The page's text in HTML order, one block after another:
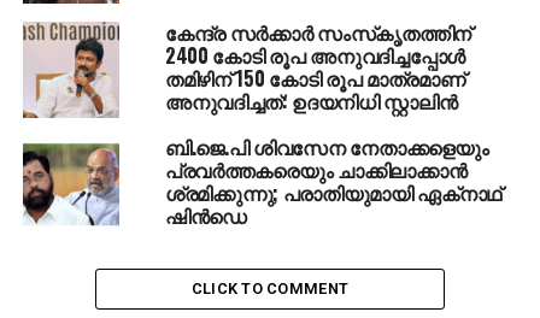
പിന്തുടര്‍ച്ചാവകാശം, വിവാഹം, വിവാഹമോചനം, മരണം
തുടങ്ങിയവയുമായി ബന്ധപ്പെട്ട ചടങ്ങുകളെല്ലാം
നിലനില്‍ക്കുന്ന മതപരമായ ആചാരങ്ങളിലൂടെയും
ജനനം, ദത്തെടുക്കല്‍, പിന്തുടര്‍ച്ചാവകാശം, വിവാഹം,
വിവാഹമോചനം തുടങ്ങിയവയുമായി ബന്ധപ്പെട്ട
അവകാശങ്ങള്‍ക്ക് മാര്‍ഗനിര്‍ദേശമാകേണ്ടത് മതമാണോ
ഇതിലേതെങ്കിലും വിഷയങ്ങളില്‍ അസമത്വമോ
മനുഷ്യന്റെ അന്തസ്സില്‍ വിട്ടുവീഴ്ചയോ ആകാമോ
കേന്ദ്ര സര്‍ക്കാര്‍ സംസ്‌കൃതത്തിന്
2400 കോടി രൂപ അനുവദിച്ചപ്പോള്‍
തമിഴിന് 150 കോടി രൂപ മാത്രമാണ്
അനുവദിച്ചത്: ഉദയനിധി സ്റ്റാലിന്‍
ബി.ജെ.പി ശിവസേന നേതാക്കളെയും
പ്രവര്‍ത്തകരെയും ചാക്കിലാക്കാന്‍
ശ്രമിക്കുന്നു; പരാതിയുമായി ഏക്‌നാഥ്
ഷിന്‍ഡെ
CLICK TO COMMENT